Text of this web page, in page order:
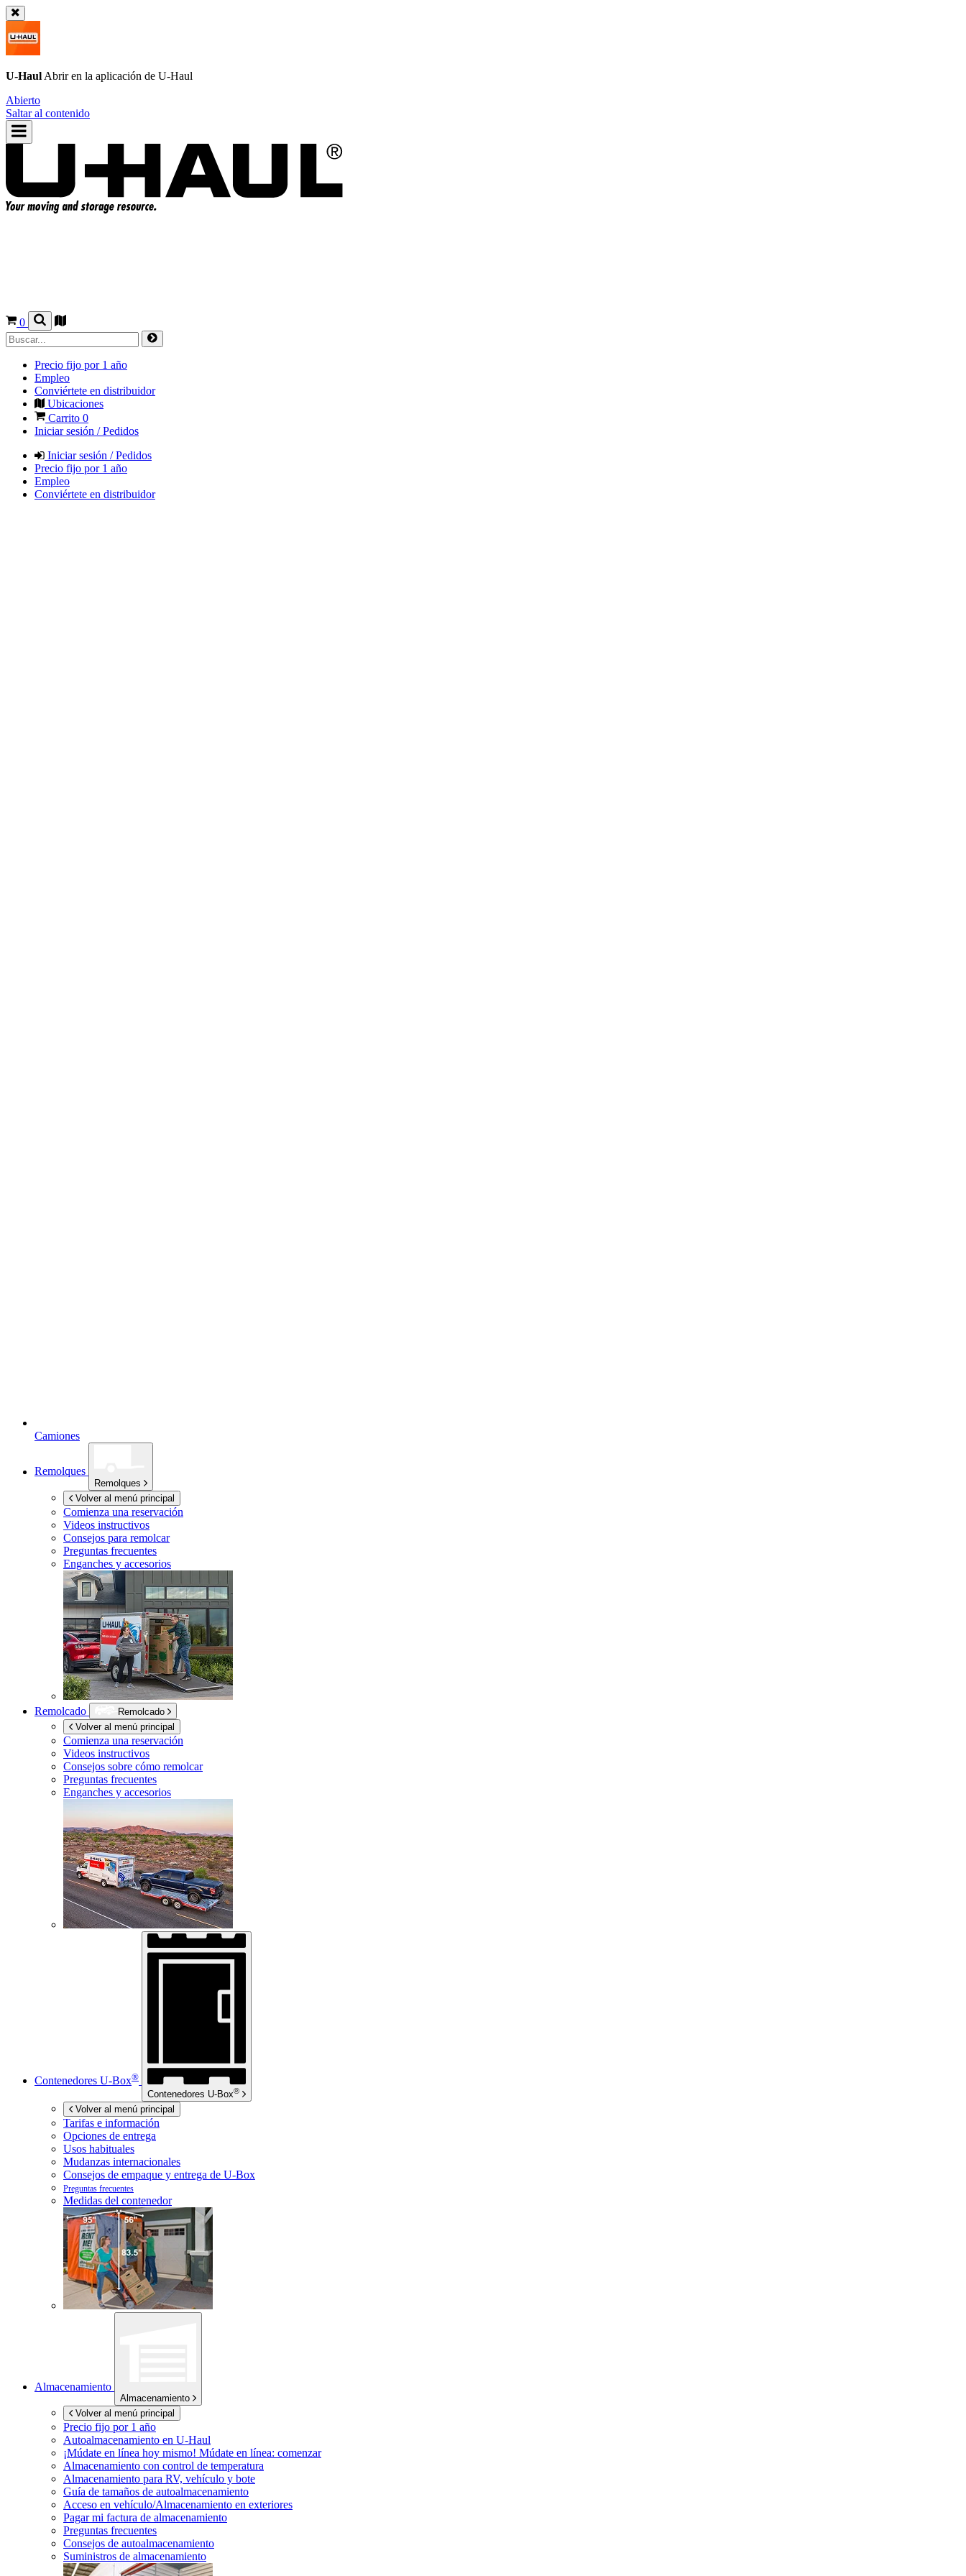
U-Haul Abrir en la aplicación de U-Haul
Abierto
Saltar al contenido
0
Precio fijo por 1 año
Empleo
Conviértete en distribuidor
Ubicaciones
Carrito 0
Iniciar sesión / Pedidos
Iniciar sesión / Pedidos
Precio fijo por 1 año
Empleo
Conviértete en distribuidor
Camiones
Remolques
Remolques
Volver al menú principal
Comienza una reservación
Videos instructivos
Consejos para remolcar
Preguntas frecuentes
Enganches y accesorios
Remolcado
Remolcado
Volver al menú principal
Comienza una reservación
Videos instructivos
Consejos sobre cómo remolcar
Preguntas frecuentes
Enganches y accesorios
Contenedores U-Box®
Contenedores U-Box®
Volver al menú principal
Tarifas e información
Opciones de entrega
Usos habituales
Mudanzas internacionales
Consejos de empaque y entrega de U-Box
Preguntas frecuentes
Medidas del contenedor
Almacenamiento
Almacenamiento
Volver al menú principal
Precio fijo por 1 año
Autoalmacenamiento en U-Haul
¡Múdate en línea hoy mismo! Múdate en línea: comenzar
Almacenamiento con control de temperatura
Almacenamiento para RV, vehículo y bote
Guía de tamaños de autoalmacenamiento
Acceso en vehículo/Almacenamiento en exteriores
Pagar mi factura de almacenamiento
Preguntas frecuentes
Consejos de autoalmacenamiento
Suministros de almacenamiento